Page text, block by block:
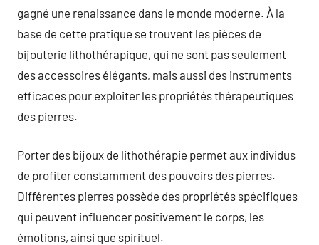
gagné une renaissance dans le monde moderne. À la
base de cette pratique se trouvent les pièces de
bijouterie lithothérapique, qui ne sont pas seulement
des accessoires élégants, mais aussi des instruments
efficaces pour exploiter les propriétés thérapeutiques
des pierres.
Porter des bijoux de lithothérapie permet aux individus
de profiter constamment des pouvoirs des pierres.
Différentes pierres possède des propriétés spécifiques
qui peuvent influencer positivement le corps, les
émotions, ainsi que spirituel.